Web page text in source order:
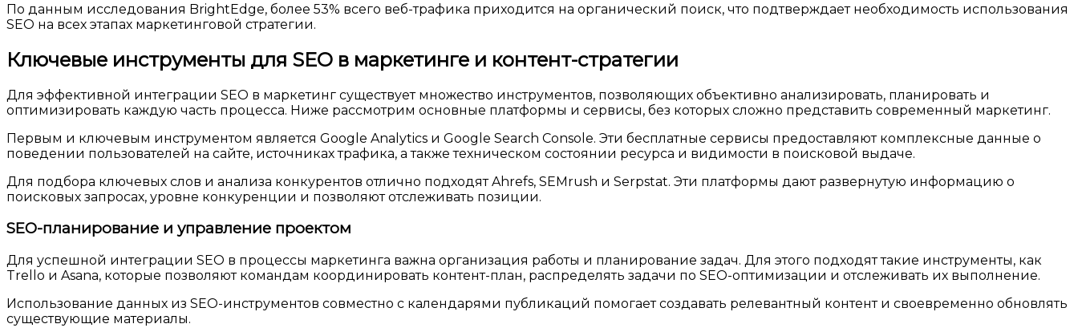
По данным исследования BrightEdge, более 53% всего веб-трафика приходится на органический поиск, что подтверждает необходимость использования
SEO на всех этапах маркетинговой стратегии.
Ключевые инструменты для SEO в маркетинге и контент-стратегии
Для эффективной интеграции SEO в маркетинг существует множество инструментов, позволяющих объективно анализировать, планировать и
оптимизировать каждую часть процесса. Ниже рассмотрим основные платформы и сервисы, без которых сложно представить современный маркетинг.
Первым и ключевым инструментом является Google Analytics и Google Search Console. Эти бесплатные сервисы предоставляют комплексные данные о
поведении пользователей на сайте, источниках трафика, а также техническом состоянии ресурса и видимости в поисковой выдаче.
Для подбора ключевых слов и анализа конкурентов отлично подходят Ahrefs, SEMrush и Serpstat. Эти платформы дают развернутую информацию о
поисковых запросах, уровне конкуренции и позволяют отслеживать позиции.
SEO-планирование и управление проектом
Для успешной интеграции SEO в процессы маркетинга важна организация работы и планирование задач. Для этого подходят такие инструменты, как
Trello и Asana, которые позволяют командам координировать контент-план, распределять задачи по SEO-оптимизации и отслеживать их выполнение.
Использование данных из SEO-инструментов совместно с календарями публикаций помогает создавать релевантный контент и своевременно обновлять
существующие материалы.